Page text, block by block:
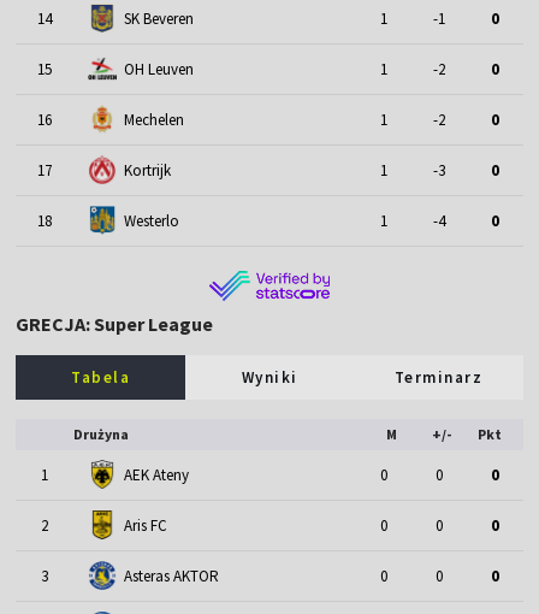
14 SK Beveren 1 -1 0
15 OH Leuven 1 -2 0
16 Mechelen 1 -2 0
17 Kortrijk 1 -3 0
18 Westerlo 1 -4 0
GRECJA: Super League
Tabela Wyniki Terminarz
Drużyna M +/- Pkt
1 AEK Ateny 0 0 0
2 Aris FC 0 0 0
3 Asteras AKTOR 0 0 0